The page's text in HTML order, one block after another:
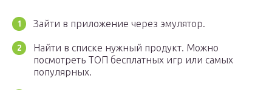
Зайти в приложение через эмулятор.
Найти в списке нужный продукт. Можно
посмотреть ТОП бесплатных игр или самых
популярных.